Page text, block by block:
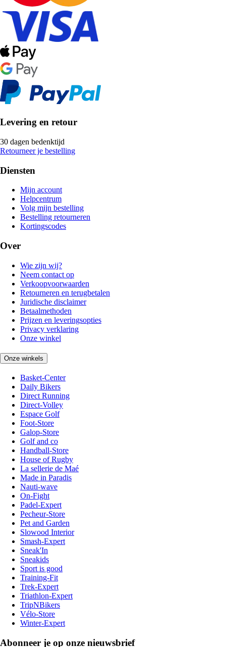
Levering en retour
30 dagen bedenktijd
Retourneer je bestelling
Diensten
Mijn account
Helpcentrum
Volg mijn bestelling
Bestelling retourneren
Kortingscodes
Over
Wie zijn wij?
Neem contact op
Verkoopvoorwaarden
Retourneren en terugbetalen
Juridische disclaimer
Betaalmethoden
Prijzen en leveringsopties
Privacy verklaring
Onze winkel
Onze winkels
Basket-Center
Daily Bikers
Direct Running
Direct-Volley
Espace Golf
Foot-Store
Galop-Store
Golf and co
Handball-Store
House of Rugby
La sellerie de Maé
Made in Paradis
Nauti-wave
On-Fight
Padel-Expert
Pecheur-Store
Pet and Garden
Slowood Interior
Smash-Expert
Sneak'In
Sneakids
Sport is good
Training-Fit
Trek-Expert
Triathlon-Expert
TripNBikers
Vélo-Store
Winter-Expert
Abonneer je op onze nieuwsbrief